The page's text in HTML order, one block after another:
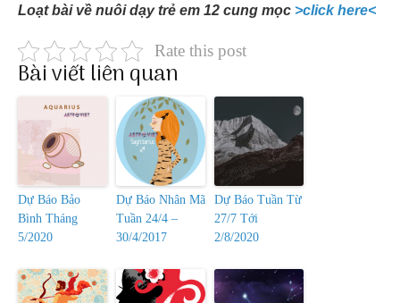
Loạt bài về nuôi dạy trẻ em 12 cung mọc >click here<
Rate this post
Bài viết liên quan
Dự Báo Bảo
Bình Tháng
5/2020
Dự Báo Nhân Mã
Tuần 24/4 –
30/4/2017
Dự Báo Tuần Từ
27/7 Tới
2/8/2020